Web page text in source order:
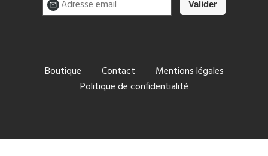
Boutique Contact
Mentions légales
Politique de confidentialité